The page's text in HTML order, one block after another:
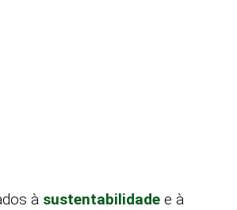
à sustentabilidade e à